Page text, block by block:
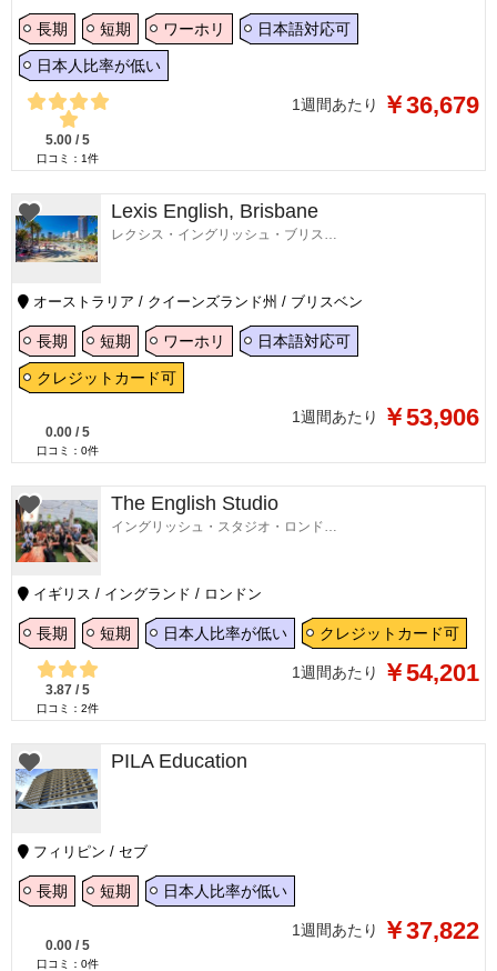
長期 短期 ワーホリ 日本語対応可
日本人比率が低い
5.00 / 5
口コミ： 1件
1週間あたり ￥36,679
Lexis English, Brisbane
レクシス・イングリッシュ・ブリスベン
オーストラリア / クイーンズランド州 / ブリスベン
長期 短期 ワーホリ 日本語対応可
クレジットカード可
0.00 / 5
口コミ： 0件
1週間あたり ￥53,906
The English Studio
イングリッシュ・スタジオ・ロンドン校
イギリス / イングランド / ロンドン
長期 短期 日本人比率が低い クレジットカード可
3.87 / 5
口コミ： 2件
1週間あたり ￥54,201
PILA Education
フィリピン / セブ
長期 短期 日本人比率が低い
0.00 / 5
口コミ： 0件
1週間あたり ￥37,822